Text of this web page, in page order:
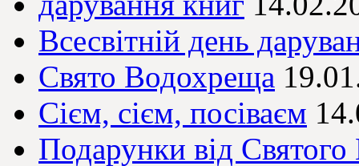
Всесвітній день
Свято Водохреща
Сієм, сієм, посіваєм
Подарунки від